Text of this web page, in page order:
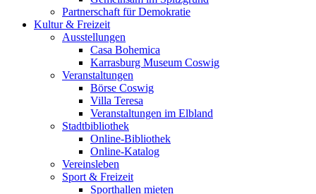
Partnerschaft für Demokratie
Kultur & Freizeit
Ausstellungen
Casa Bohemica
Karrasburg Museum Coswig
Veranstaltungen
Börse Coswig
Villa Teresa
Veranstaltungen im Elbland
Stadtbibliothek
Online-Bibliothek
Online-Katalog
Vereinsleben
Sport & Freizeit
Sporthallen mieten